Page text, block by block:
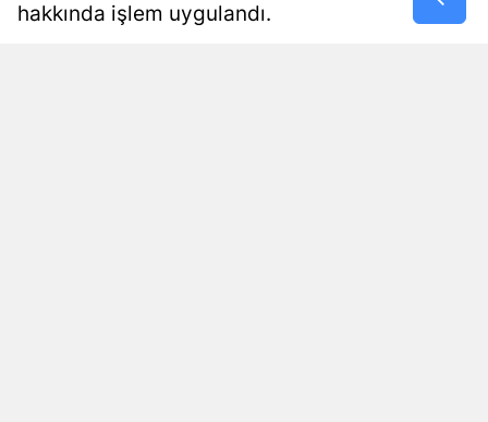
Manisa
hakkında işlem uygulandı.